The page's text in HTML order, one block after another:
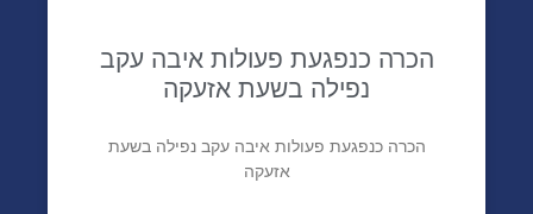
הכרה כנפגעת פעולות איבה עקב
נפילה בשעת אזעקה
הכרה כנפגעת פעולות איבה עקב נפילה בשעת
אזעקה